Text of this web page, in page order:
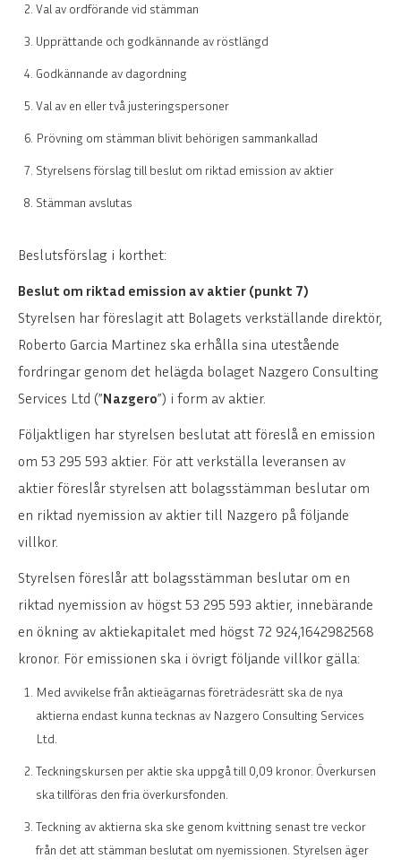
Val av ordförande vid stämman
Upprättande och godkännande av röstlängd
Godkännande av dagordning
Val av en eller två justeringspersoner
Prövning om stämman blivit behörigen sammankallad
Styrelsens förslag till beslut om riktad emission av aktier
Stämman avslutas
Beslutsförslag i korthet:
Beslut om riktad emission av aktier (punkt 7)
Styrelsen har föreslagit att Bolagets verkställande direktör,
Roberto Garcia Martinez ska erhålla sina utestående
fordringar genom det helägda bolaget Nazgero Consulting
Services Ltd (”Nazgero”) i form av aktier.
Följaktligen har styrelsen beslutat att föreslå en emission
om 53 295 593 aktier. För att verkställa leveransen av
aktier föreslår styrelsen att bolagsstämman beslutar om
en riktad nyemission av aktier till Nazgero på följande
villkor.
Styrelsen föreslår att bolagsstämman beslutar om en
riktad nyemission av högst 53 295 593 aktier, innebärande
en ökning av aktiekapitalet med högst 72 924,1642982568
kronor. För emissionen ska i övrigt följande villkor gälla:
Med avvikelse från aktieägarnas företrädesrätt ska de nya
aktierna endast kunna tecknas av Nazgero Consulting Services
Ltd.
Teckningskursen per aktie ska uppgå till 0,09 kronor. Överkursen
ska tillföras den fria överkursfonden.
Teckning av aktierna ska ske genom kvittning senast tre veckor
från det att stämman beslutat om nyemissionen. Styrelsen äger